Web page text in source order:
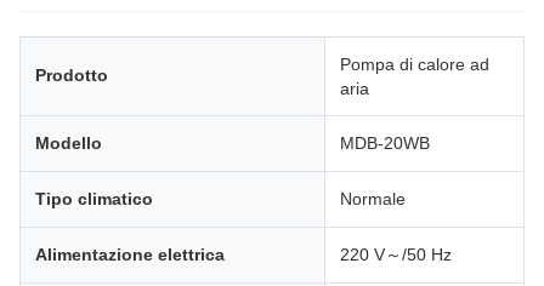
Prodotto
Pompa di calore ad
aria
Modello MDB-20WB
Tipo climatico Normale
Alimentazione elettrica 220 V～/50 Hz